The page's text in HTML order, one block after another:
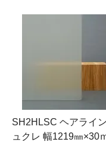
SH2HLSC ヘアライ
ュクレ 幅1219㎜×30